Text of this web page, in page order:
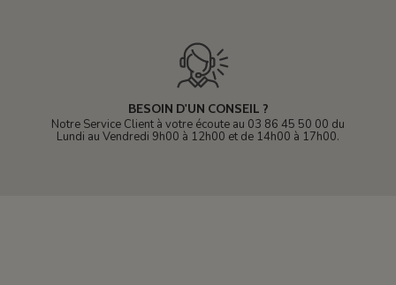
BESOIN D'UN CONSEIL ?
Notre Service Client à votre écoute au 03 86 45 50 00 du
Lundi au Vendredi 9h00 à 12h00 et de 14h00 à 17h00.